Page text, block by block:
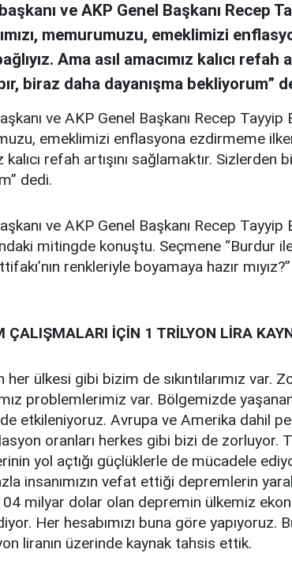
ve AKP Genel Başkanı Recep
memurumuzu, emeklimizi
Ama asıl amacımız kalıcı
biraz daha dayanışma bekliyorum”
ve AKP Genel Başkanı Recep Tayyip
emeklimizi enflasyona ezdirmeme
kalıcı refah artışını sağlamaktır.
dedi.
ve AKP Genel Başkanı Recep
mitingde konuştu. Seçmene “Burdur
renkleriyle boyamaya hazır
ÇALIŞMALARI İÇİN 1 TRİLYON LİRA
her ülkesi gibi bizim de sıkıntılarımız var.
problemlerimiz var. Bölgemizde
etkileniyoruz. Avrupa ve Amerika dahil
oranları herkes gibi bizi de zorluyor.
yol açtığı güçlüklerle de mücadele
insanımızın vefat ettiği depremlerin
milyar dolar olan depremin ülkemiz
Her hesabımızı buna göre yapıyoruz.
liranın üzerinde kaynak tahsis ettik.